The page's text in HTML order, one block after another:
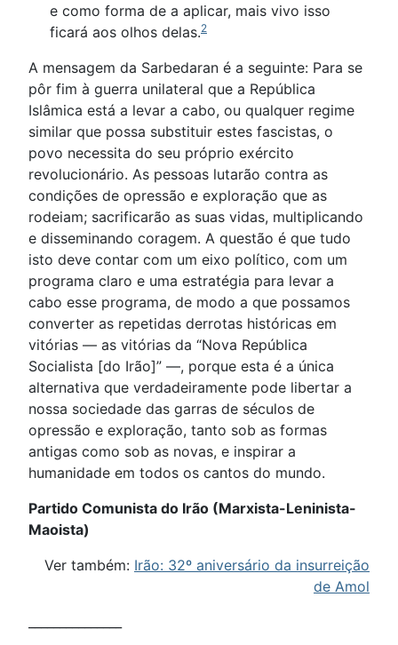
e como forma de a aplicar, mais vivo isso
ficará aos olhos delas.2
A mensagem da Sarbedaran é a seguinte: Para se
pôr fim à guerra unilateral que a República
Islâmica está a levar a cabo, ou qualquer regime
similar que possa substituir estes fascistas, o
povo necessita do seu próprio exército
revolucionário. As pessoas lutarão contra as
condições de opressão e exploração que as
rodeiam; sacrificarão as suas vidas, multiplicando
e disseminando coragem. A questão é que tudo
isto deve contar com um eixo político, com um
programa claro e uma estratégia para levar a
cabo esse programa, de modo a que possamos
converter as repetidas derrotas históricas em
vitórias — as vitórias da “Nova República
Socialista [do Irão]” —, porque esta é a única
alternativa que verdadeiramente pode libertar a
nossa sociedade das garras de séculos de
opressão e exploração, tanto sob as formas
antigas como sob as novas, e inspirar a
humanidade em todos os cantos do mundo.
Partido Comunista do Irão (Marxista-Leninista-
Maoista)
Ver também: Irão: 32º aniversário da insurreição
de Amol